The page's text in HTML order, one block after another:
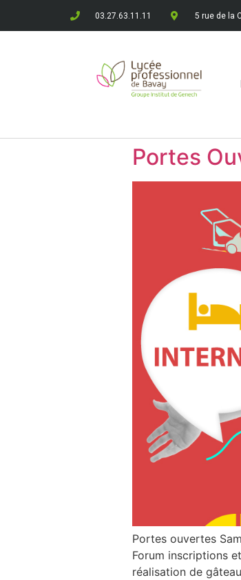
03.27.63.11.11 5 rue de la
Portes
Portes ouvertes
Forum inscriptions
réalisation de